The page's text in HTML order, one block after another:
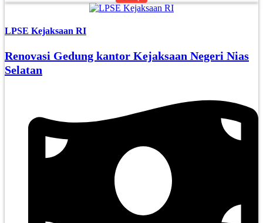
LPSE Kejaksaan RI
Renovasi Gedung kantor Kejaksaan Negeri Nias
Selatan